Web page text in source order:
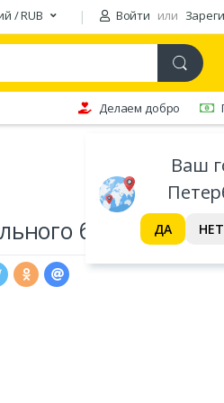
/ RUB Войти или
Ваш
ДА
Делаем добро
белья Valtery